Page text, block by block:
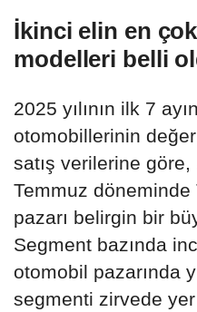
İkinci elin en
modelleri belli
2025 yılının ilk 7
otomobillerinin
satış verilerine göre,
Temmuz
pazarı belirgin bir
Segment bazında
otomobil pazarında
segmenti zirvede yer